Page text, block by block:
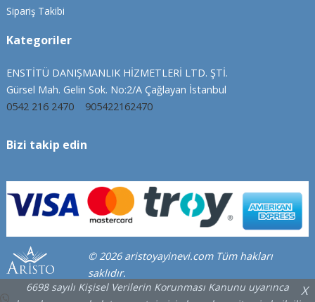
Sipariş Takibi
Kategoriler
ENSTİTÜ DANIŞMANLIK HİZMETLERİ LTD. ŞTİ.
Gürsel Mah. Gelin Sok. No:2/A Çağlayan İstanbul
0542 216 2470
905422162470
Bizi takip edin
© 2026 aristoyayinevi.com Tüm hakları
saklıdır.
6698 sayılı Kişisel Verilerin Korunması Kanunu uyarınca
X